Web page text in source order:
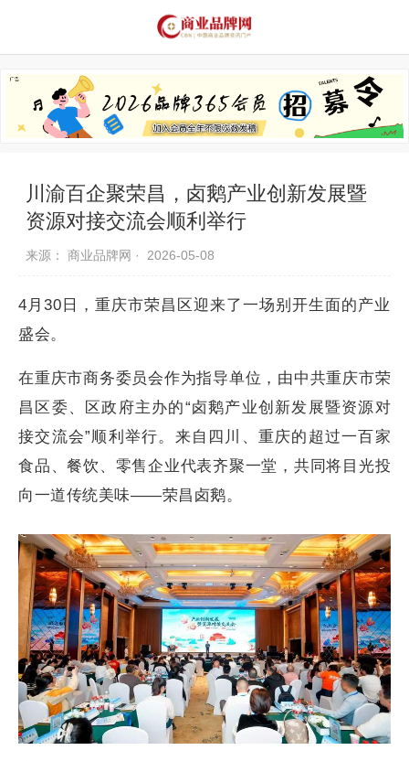
推荐品牌 品牌故事
川渝百企聚荣昌，卤鹅产业创新发展暨
资源对接交流会顺利举行
来源： 商业品牌网 · 2026-05-08
4月30日，重庆市荣昌区迎来了一场别开生面的产业
盛会。
在重庆市商务委员会作为指导单位，由中共重庆市荣
昌区委、区政府主办的“卤鹅产业创新发展暨资源对
接交流会”顺利举行。来自四川、重庆的超过一百家
食品、餐饮、零售企业代表齐聚一堂，共同将目光投
向一道传统美味——荣昌卤鹅。